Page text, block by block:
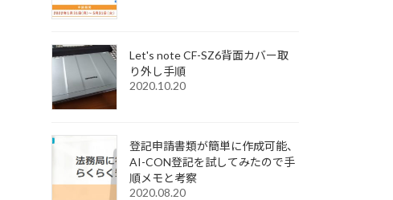
Let's note CF-SZ6背面カバー取
り外し手順
2020.10.20
登記申請書類が簡単に作成可能、
AI-CON登記を試してみたので手
順メモと考察
2020.08.20